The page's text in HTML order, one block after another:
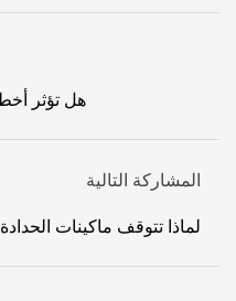
هل تؤثر
المشاركة التالية
لماذا تتوقف ماكينات